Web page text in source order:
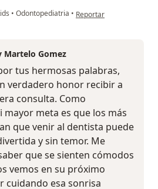
• Odontopediatria • en opinión del usuario
Reportar
Martelo Gomez
tus hermosas palabras,
verdadero honor recibir a
consulta. Como
meta es que los más
que venir al dentista puede
y sin temor. Me
que se sienten cómodos
vemos en su próximo
cuidando esa sonrisa